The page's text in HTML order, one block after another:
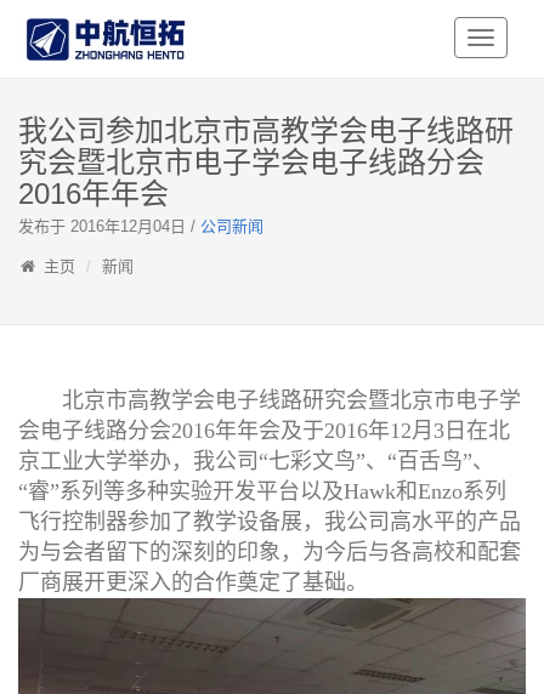
Toggle
我公司参加北京市高教学会电子线路研
究会暨北京市电子学会电子线路分会
2016年年会
发布于 2016年12月04日 / 公司新闻
主页 新闻
北京市高教学会电子线路研究会暨北京市电子学
会电子线路分会2016年年会及于2016年12月3日在北
京工业大学举办，我公司“七彩文鸟”、“百舌鸟”、
“睿”系列等多种实验开发平台以及Hawk和Enzo系列
飞行控制器参加了教学设备展，我公司高水平的产品
为与会者留下的深刻的印象，为今后与各高校和配套
厂商展开更深入的合作奠定了基础。